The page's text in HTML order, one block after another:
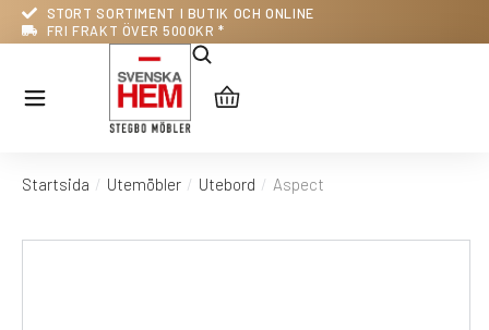
STORT SORTIMENT I BUTIK OCH ONLINE
FRI FRAKT ÖVER 5000KR *
Du är här:
Startsida Utemöbler Utebord Aspect